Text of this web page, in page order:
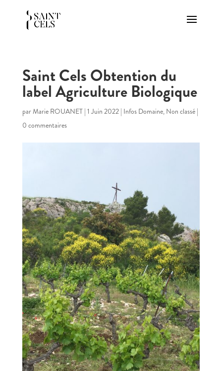
Saint Cels Obtention du
label Agriculture Biologique
parMarie ROUANET| 1 Juin 2022| Infos Domaine, Non classé|
0 commentaires